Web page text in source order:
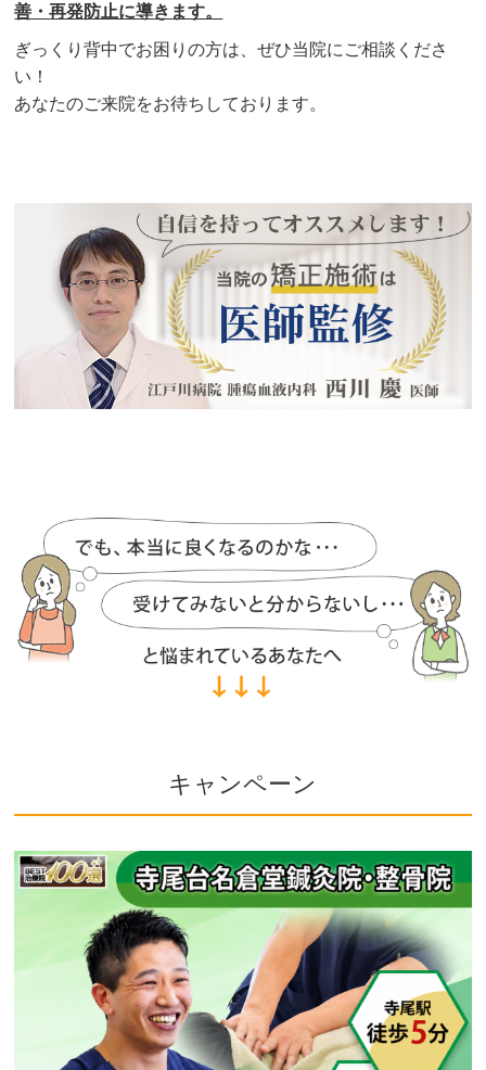
善・再発防止に導きます。
ぎっくり背中でお困りの方は、ぜひ当院にご相談くださ
い！
あなたのご来院をお待ちしております。
キャンペーン